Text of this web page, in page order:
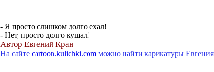
- Я просто слишком долго ехал!
- Нет, просто долго кушал!
Автор Евгений Кран
На сайте cartoon.kulichki.com можно найти карикатуры Евгения